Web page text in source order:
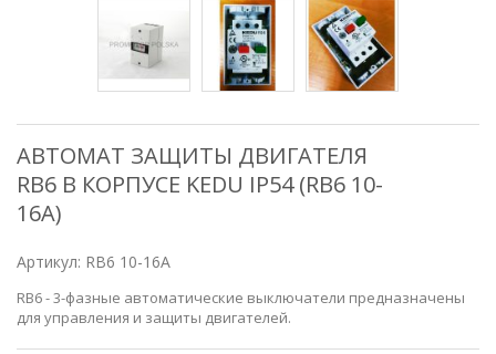
АВТОМАТ ЗАЩИТЫ ДВИГАТЕЛЯ
RB6 В КОРПУСЕ KEDU IP54 (RB6 10-
16A)
Артикул: RB6 10-16A
RB6 - 3-фазные автоматические выключатели предназначены
для управления и защиты двигателей.